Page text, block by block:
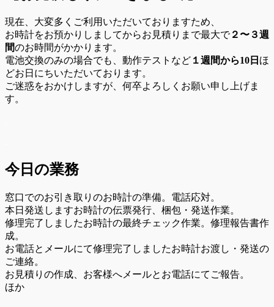
現在、大変多くご利用いただいておりますため、
お時計をお預かりしましてからお見積りまで最大で２〜３週
間のお時間がかかります。
電池交換のみの場合でも、動作テストなど １週間から10日 ほ
どお日にちいただいております。
ご迷惑をおかけしますが、何卒よろしくお願い申し上げま
す。
今日の業務
窓口でのお引き取りのお時計の準備。電話応対。
本日発送しますお時計の伝票発行、梱包・発送作業。
修理完了しましたお時計の最終チェック作業。修理報告書作
成。
お電話とメールにて修理完了しましたお時計お渡し・発送の
ご連絡。
お見積りの作成、お客様へメールとお電話にてご報告。
ほか